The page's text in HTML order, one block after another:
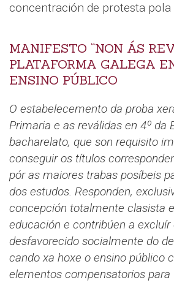
concentración de protesta pola
MANIFESTO “NON ÁS
PLATAFORMA GALEGA
ENSINO PÚBLICO
O estabelecemento da proba
Primaria e as reválidas en 4º da
bacharelato, que son requisito
conseguir os títulos
pór as maiores trabas posíbeis
dos estudos. Responden,
concepción totalmente clasista
educación e contribúen a
desfavorecido socialmente do
cando xa hoxe o ensino público
elementos compensatorios